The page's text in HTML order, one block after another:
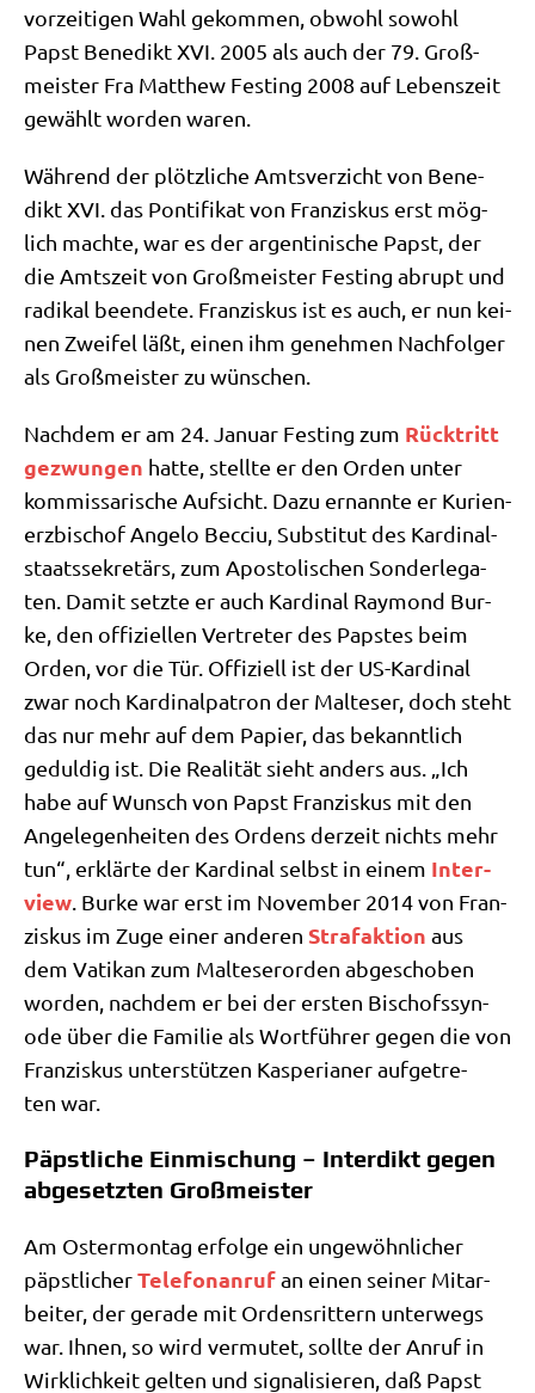
vor­zei­ti­gen Wahl gekom­men, obwohl sowohl
Papst Bene­dikt XVI. 2005 als auch der 79. Groß­
mei­ster Fra Matthew Fest­ing 2008 auf Lebens­zeit
gewählt wor­den waren.
Wäh­rend der plötz­li­che Amts­ver­zicht von Bene­
dikt XVI. das Pon­ti­fi­kat von Fran­zis­kus erst mög­
lich mach­te, war es der argen­ti­ni­sche Papst, der
die Amts­zeit von Groß­mei­ster Fest­ing abrupt und
radi­kal been­de­te. Fran­zis­kus ist es auch, er nun kei­
nen Zwei­fel läßt, einen ihm geneh­men Nach­fol­ger
als Groß­mei­ster zu wünschen.
Nach­dem er am 24. Janu­ar Fest­ing zum Rück­tritt
gezwun­gen hat­te, stell­te er den Orden unter
kom­mis­sa­ri­sche Auf­sicht. Dazu ernann­te er Kuri­en­
erz­bi­schof Ange­lo Becciu, Sub­sti­tut des Kar­di­nal­
staats­se­kre­tärs, zum Apo­sto­li­schen Son­der­le­ga­
ten. Damit setz­te er auch Kar­di­nal Ray­mond Bur­
ke, den offi­zi­el­len Ver­tre­ter des Pap­stes beim
Orden, vor die Tür. Offi­zi­ell ist der US-Kar­di­nal
zwar noch Kar­di­nal­pa­tron der Mal­te­ser, doch steht
das nur mehr auf dem Papier, das bekannt­lich
gedul­dig ist. Die Rea­li­tät sieht anders aus. „Ich
habe auf Wunsch von Papst Fran­zis­kus mit den
Ange­le­gen­hei­ten des Ordens der­zeit nichts mehr
tun“, erklär­te der Kar­di­nal selbst in einem Inter­
view . Bur­ke war erst im Novem­ber 2014 von Fran­
zis­kus im Zuge einer ande­ren Straf­ak­ti­on aus
dem Vati­kan zum Mal­te­ser­or­den abge­scho­ben
wor­den, nach­dem er bei der ersten Bischofs­syn­
ode über die Fami­lie als Wort­füh­rer gegen die von
Fran­zis­kus unter­stüt­zen Kas­pe­ria­ner auf­ge­tre­
ten war.
Päpstliche Einmischung – Interdikt gegen
abgesetzten Großmeister
Am Oster­mon­tag erfol­ge ein unge­wöhn­li­cher
päpst­li­cherTele­fon­an­rufan einen sei­ner Mit­ar­
bei­ter, der gera­de mit Ordens­rit­tern unter­wegs
war. Ihnen, so wird ver­mu­tet, soll­te der Anruf in
Wirk­lich­keit gel­ten und signa­li­sie­ren, daß Papst